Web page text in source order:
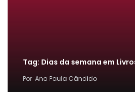
Tag: Dias da semana em
Por Ana Paula Cândido